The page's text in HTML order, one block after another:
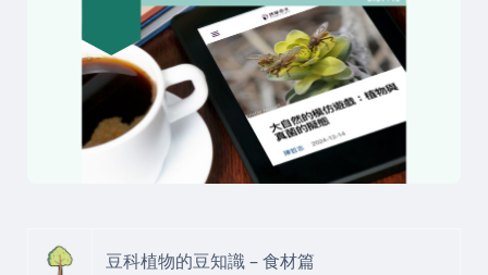
豆科植物的豆知識 – 食材篇